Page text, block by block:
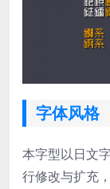
字体风格
本字型以日文
行修改与扩充